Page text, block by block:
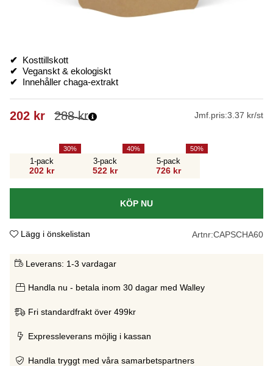
✔
Kosttillskott
✔ Veganskt & ekologiskt
✔
Innehåller chaga-extrakt
288kr
202 kr Jmf.pris:3.37 kr/st
1-pack
202 kr
30
3-pack
522 kr
40
5-pack
726 kr
50
KÖP NU
Lägg i önskelistan Artnr:CAPSCHA60
Leverans: 1-3 vardagar
Handla nu - betala inom 30 dagar med Walley
Fri standardfrakt över 499kr
Expressleverans möjlig i kassan
Handla tryggt med våra samarbetspartners